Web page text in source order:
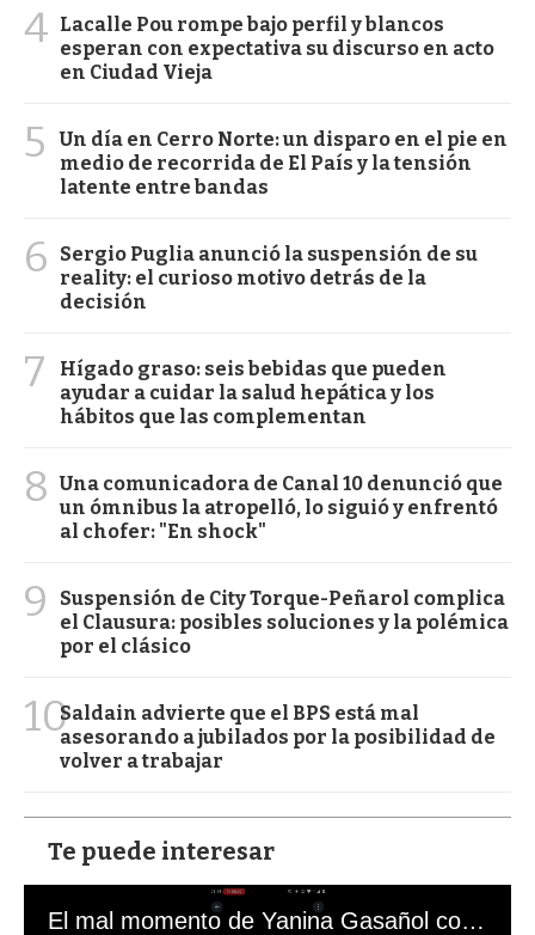
4 Lacalle Pou rompe bajo perfil y blancos
esperan con expectativa su discurso en acto
en Ciudad Vieja
5
Un día en Cerro Norte: un disparo en el pie en
medio de recorrida de El País y la tensión
latente entre bandas
6
Sergio Puglia anunció la suspensión de su
reality: el curioso motivo detrás de la
decisión
7
Hígado graso: seis bebidas que pueden
ayudar a cuidar la salud hepática y los
hábitos que las complementan
8 Una comunicadora de Canal 10 denunció que
un ómnibus la atropelló, lo siguió y enfrentó
al chofer: "En shock"
9
Suspensión de City Torque-Peñarol complica
el Clausura: posibles soluciones y la polémica
por el clásico
10Saldain advierte que el BPS está mal
asesorando a jubilados por la posibilidad de
volver a trabajar
Te puede interesar
El mal momento de Yanina Gasañol con un hincha argentino en "Subrayado"